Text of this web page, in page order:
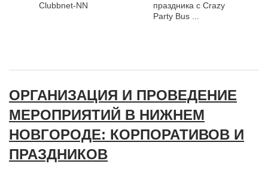
Clubbnet-NN
праздника с Crazy
Party Bus ...
ОРГАНИЗАЦИЯ И ПРОВЕДЕНИЕ
МЕРОПРИЯТИЙ В НИЖНЕМ
НОВГОРОДЕ: КОРПОРАТИВОВ И
ПРАЗДНИКОВ